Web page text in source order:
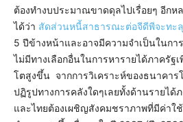
ต้องทำงบประมาณขาดดุลไปเรื่อยๆ อีก
ได้ว่า สัดส่วนหนี้สาธารณะต่อจีดีพีจะทะ
5 ปีข้างหน้าและอาจมีความจำเป็นในกา
ไม่มีทางเลือกอื่นในการหารายได้ภาครัฐ
โตสูงขึ้น จากการวิเคราะห์ของธนาคา
ปฏิรูปทางการคลังใดๆเลยทั้งด้านรายได้
และไทยต้องเผชิญสังคมชราภาพที่มีค่าใ